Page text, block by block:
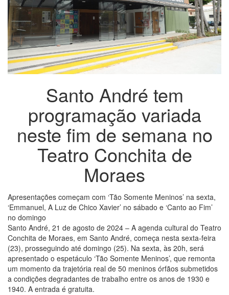
Santo André tem
programação variada
neste fim de semana no
Teatro Conchita de
Moraes
Apresentações começam com ‘Tão Somente Meninos’ na sexta,
‘Emmanuel, A Luz de Chico Xavier’ no sábado e ‘Canto ao Fim’
no domingo
Santo André, 21 de agosto de 2024 – A agenda cultural do Teatro
Conchita de Moraes, em Santo André, começa nesta sexta-feira
(23), prosseguindo até domingo (25). Na sexta, às 20h, será
apresentado o espetáculo ‘Tão Somente Meninos’, que remonta
um momento da trajetória real de 50 meninos órfãos submetidos
a condições degradantes de trabalho entre os anos de 1930 e
1940. A entrada é gratuita.